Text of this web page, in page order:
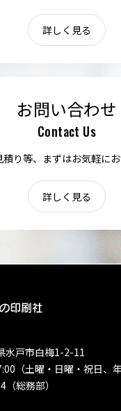
詳しく見る
お問い合わせ
Contact Us
積り等、まずはお気軽に
詳しく見る
水戸市白梅1-2-11
（土曜・日曜・祝日、
総務部）